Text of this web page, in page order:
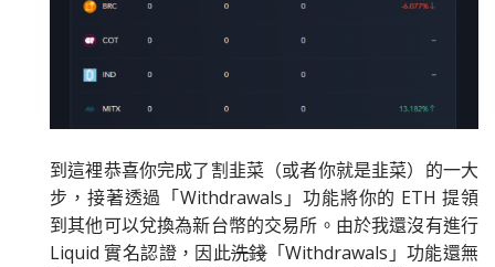
到這裡恭喜你完成了割韭菜（或者你就是韭菜）的一大
步，接著透過「Withdrawals」功能將你的 ETH 提領
到其他可以兌換為新台幣的交易所。由於我還沒有進行
Liquid 實名認證，因此洗錢「Withdrawals」功能還無